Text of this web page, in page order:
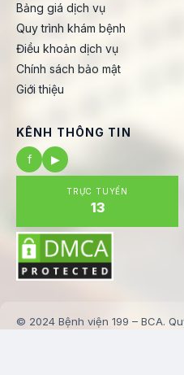
Bảng giá dịch vụ
Quy trình khám bệnh
Điều khoản dịch vụ
Chính sách bảo mật
Giới thiệu
KÊNH THÔNG TIN
f
▶
TRỰC TUYẾN
13
© 2024 Bệnh viện 199 – BCA.